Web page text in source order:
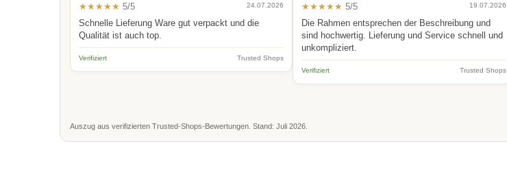
★★★★★ 5/5 24.07.2026
Schnelle Lieferung Ware gut verpackt und die
Qualität ist auch top.
Verifiziert Trusted Shops
★★★★★ 5/5 19.07.2026
Die Rahmen entsprechen der Beschreibung und
sind hochwertig. Lieferung und Service schnell und
unkompliziert.
Verifiziert Trusted Shops
Auszug aus verifizierten Trusted-Shops-Bewertungen. Stand: Juli 2026.